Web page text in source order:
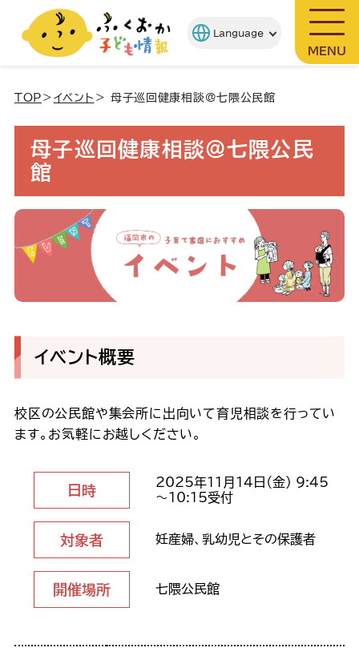
MENU
TOP ＞ イベント ＞ 母子巡回健康相談@七隈公民館
母子巡回健康相談@七隈公民
館
イベント概要
校区の公民館や集会所に出向いて育児相談を行ってい
ます。お気軽にお越しください。
日時
2025年11月14日（金） 9:45
～10:15受付
対象者 妊産婦、乳幼児とその保護者
開催場所 七隈公民館